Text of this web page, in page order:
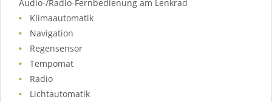
Audio-/Radio-Fernbedienung am Lenkrad
Klimaautomatik
Navigation
Regensensor
Tempomat
Radio
Lichtautomatik